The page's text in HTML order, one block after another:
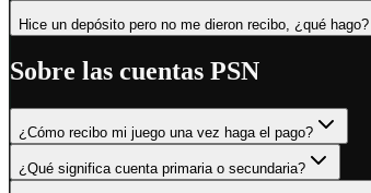
Hice un depósito pero no me dieron recibo, ¿qué hago?
Sobre las cuentas PSN
¿Cómo recibo mi juego una vez haga el pago?
¿Qué significa cuenta primaria o secundaria?